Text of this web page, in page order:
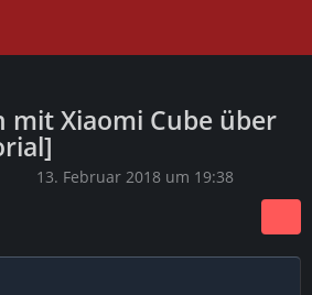
mit Xiaomi Cube über
13. Februar 2018 um 19:38